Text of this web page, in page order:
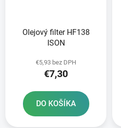
Olejový filter HF138
ISON
€5,93 bez DPH
€7,30
DO KOŠÍKA